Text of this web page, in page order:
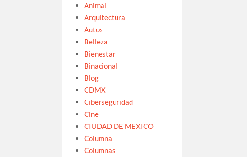
Animal
Arquitectura
Autos
Belleza
Bienestar
Binacional
Blog
CDMX
Ciberseguridad
Cine
CIUDAD DE MEXICO
Columna
Columnas